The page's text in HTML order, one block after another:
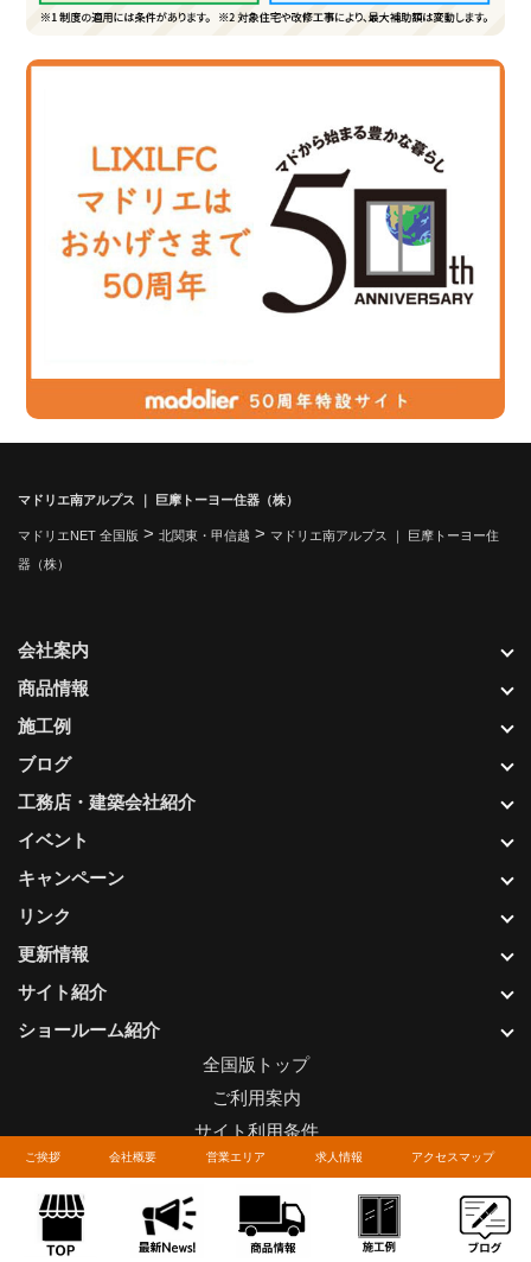
ご挨拶 会社概要 営業エリア 求人情報 アクセスマップ
マドリエ南アルプス ｜ 巨摩トーヨー住器（株）
マドリエNET 全国版 > 北関東・甲信越 > マドリエ南アルプス ｜ 巨摩トーヨー住
器（株）
更新情報
サイト紹介
ショールーム紹介
会社案内
商品情報
施工例
ブログ
工務店・建築会社紹介
イベント
キャンペーン
リンク
全国版トップ
ご利用案内
サイト利用条件
プライバシーポリシー
関連リンク
お問い合わせについて